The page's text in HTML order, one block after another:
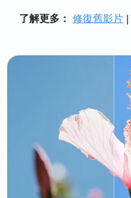
了解更多： 修復舊影片